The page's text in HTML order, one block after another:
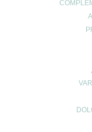
Cuidado